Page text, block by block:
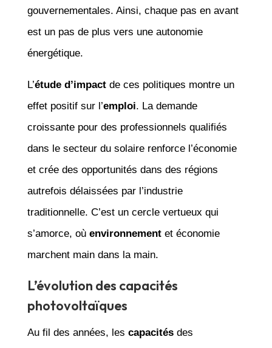
gouvernementales. Ainsi, chaque pas en avant
est un pas de plus vers une autonomie
énergétique.
L’étude d’impactde ces politiques montre un
effet positif sur l’emploi. La demande
croissante pour des professionnels qualifiés
dans le secteur du solaire renforce l’économie
et crée des opportunités dans des régions
autrefois délaissées par l’industrie
traditionnelle. C’est un cercle vertueux qui
s’amorce, où environnementet économie
marchent main dans la main.
L’évolution des capacités
photovoltaïques
Au fil des années, les capacitésdes